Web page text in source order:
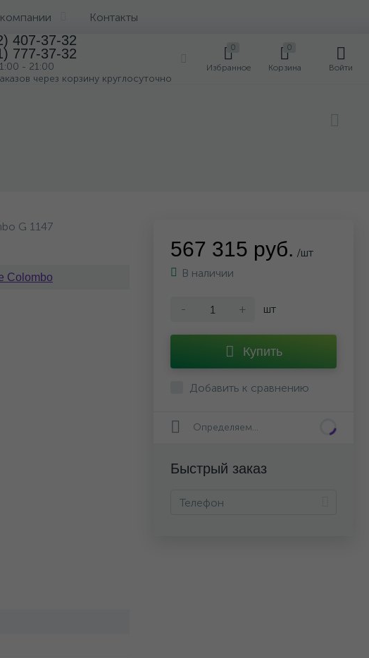
Контакты
407-37-32
777-37-32
- 21:00
через корзину круглосуточно
0
Избранное
0
Корзина Войти
G 1147
Colombo
567 315 руб. /шт
В наличии
- + шт
Купить
Добавить к сравнению
Определяем...
Быстрый заказ